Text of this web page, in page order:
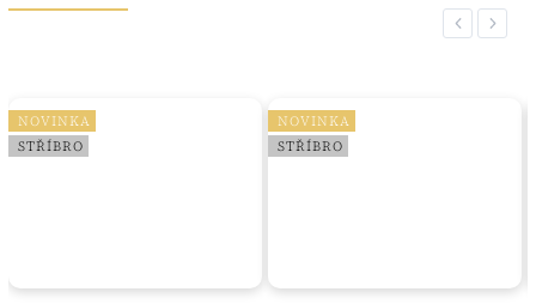
Previous
NOVINKA
STŘÍBRO
NOVINKA
STŘÍBRO
Next